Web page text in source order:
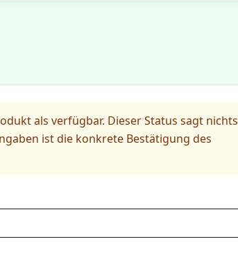
als verfügbar. Dieser Status sagt nichts
ist die konkrete Bestätigung des